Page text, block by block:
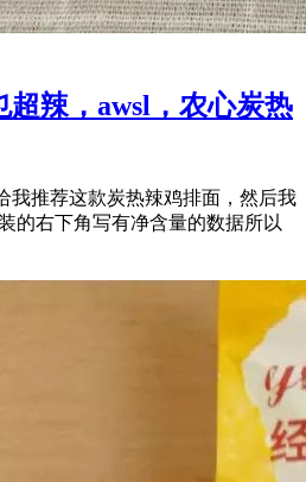
超辣，awsl，农心炭热
我推荐这款炭热辣鸡排面，然后我
的右下角写有净含量的数据所以